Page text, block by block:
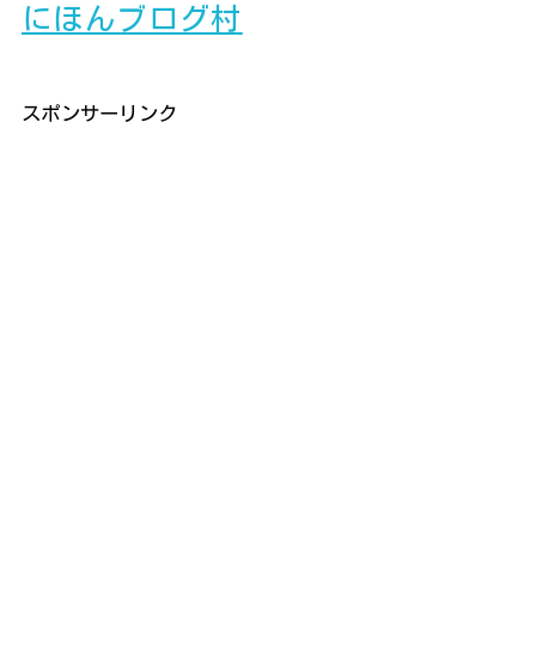
にほんブログ村
スポンサーリンク